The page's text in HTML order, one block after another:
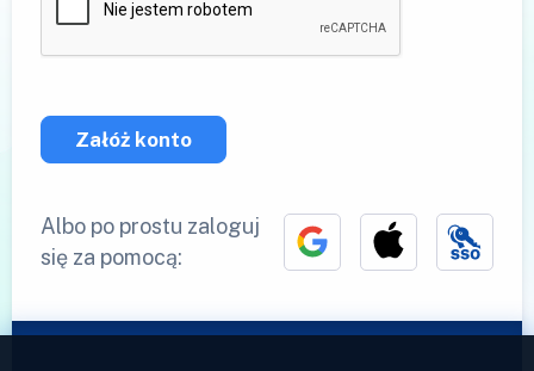
Załóż konto
Albo po prostu zaloguj
się za pomocą: